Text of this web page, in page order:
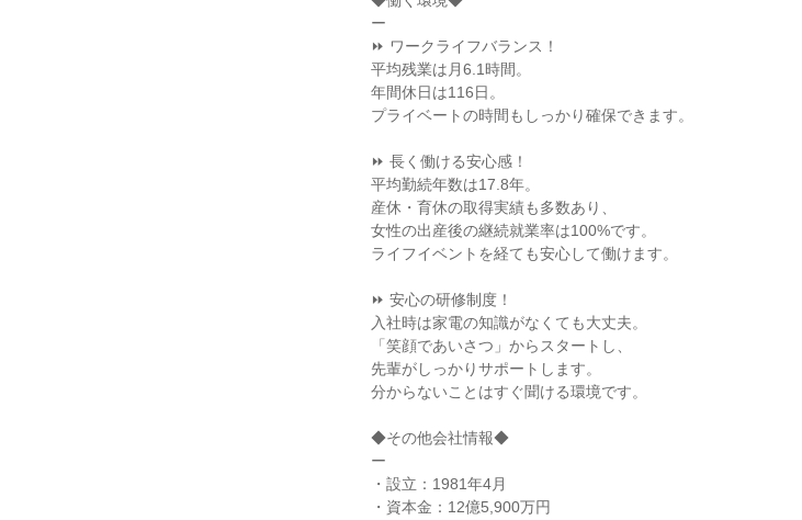
ー
⏩ ワークライフバランス！
平均残業は月6.1時間。
年間休日は116日。
プライベートの時間もしっかり確保できます。
⏩ 長く働ける安心感！
平均勤続年数は17.8年。
産休・育休の取得実績も多数あり、
女性の出産後の継続就業率は100%です。
ライフイベントを経ても安心して働けます。
⏩ 安心の研修制度！
入社時は家電の知識がなくても大丈夫。
「笑顔であいさつ」からスタートし、
先輩がしっかりサポートします。
分からないことはすぐ聞ける環境です。
◆その他会社情報◆
ー
・設立：1981年4月
・資本金：12億5,900万円